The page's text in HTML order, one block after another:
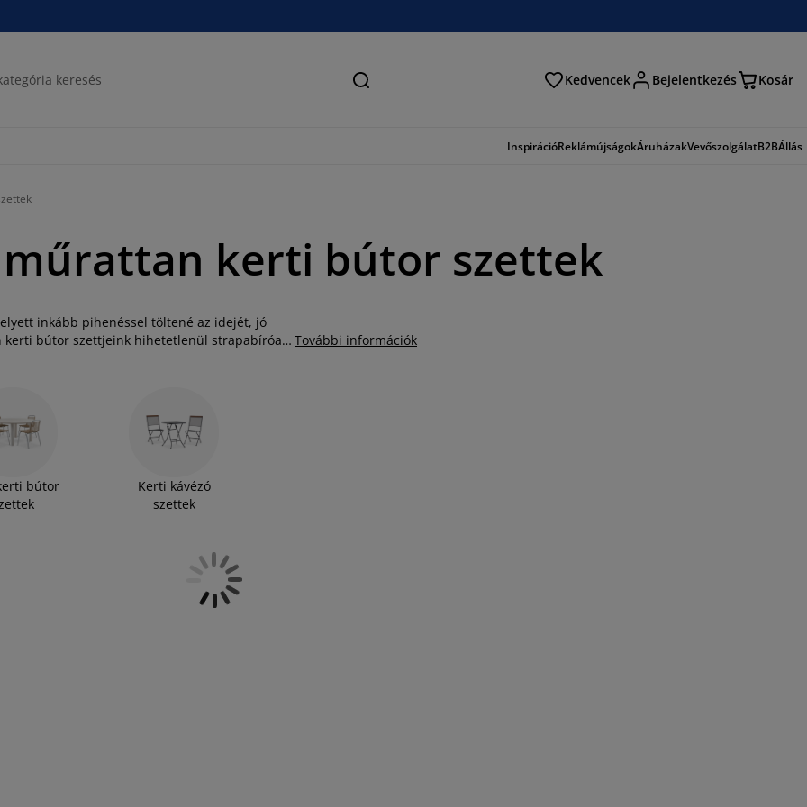
Keresés Kedvencek Bejelentkezés Kosár
InspirációReklámújságokÁruházakVevőszolgálatB2BÁllás
műrattan kerti bútor szettek
inkább pihenéssel töltené az idejét, jó
bútor szettjeink hihetetlenül strapabíróak,
és székek stílusos megjelenésűek, de a
és a műfához hasonlóan időjárásállóak
vagy natúr színű, négyszemélyes vagy
További információk
bútor
Kerti kávézó
szettek